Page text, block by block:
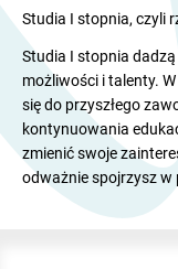
Studia I stopnia, czyli
Studia I stopnia
możliwości i talenty.
się do przyszłego
kontynuowania
zmienić swoje
odważnie spojrzysz w